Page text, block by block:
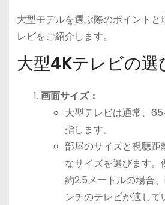
大型モデルを選ぶ際のポイント
レビをご紹介します。
大型4Kテレビの選
画面サイズ：
大型テレビは通常、
指します。
部屋のサイズと視聴距
なサイズを選びます
約2.5メートルの場合
ンチのテレビが適して